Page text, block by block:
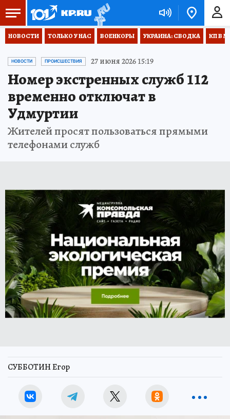
НОВОСТИ ТОЛЬКО У НАС ВОЕНКОРЫ УКРАИНА: СВОДКА КП В
НОВОСТИ ПРОИСШЕСТВИЯ 27 июня 2026 15:19
Номер экстренных служб 112
временно отключат в
Удмуртии
Жителей просят пользоваться прямыми
телефонами служб
СУББОТИН Егор